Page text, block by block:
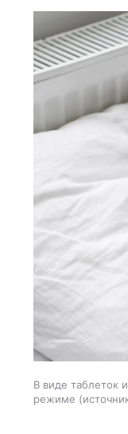
В виде таблеток
режиме